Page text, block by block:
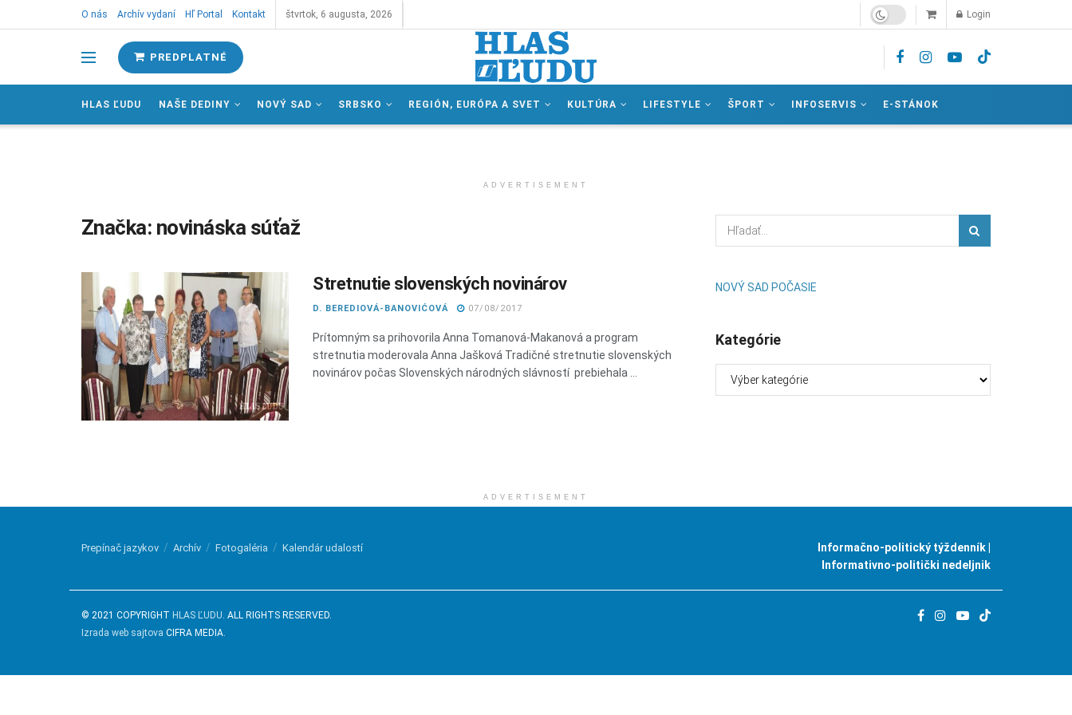
O nás Archív vydaní Hľ Portal Kontakt štvrtok, 6 augusta, 2026 Login
PREDPLATNÉ
HLAS ĽUDU NAŠE DEDINY NOVÝ SAD SRBSKO REGIÓN, EURÓPA A SVET KULTÚRA LIFESTYLE ŠPORT INFOSERVIS E-STÁNOK
ADVERTISEMENT
Značka: novináska súťaž
Stretnutie slovenských novinárov
D. BEREDIOVÁ-BANOVIĆOVÁ 07/08/2017
Prítomným sa prihovorila Anna Tomanová-Makanová a program
stretnutia moderovala Anna Jašková Tradičné stretnutie slovenských
novinárov počas Slovenských národných slávností prebiehala ...
NOVÝ SAD POČASIE
Kategórie
ADVERTISEMENT
Prepínač jazykov Archív Fotogaléria Kalendár udalostí
Informačno-politický týždenník |
Informativno-politički nedeljnik
© 2021 COPYRIGHT HLAS ĽUDU. ALL RIGHTS RESERVED.
Izrada web sajtova CIFRA MEDIA.